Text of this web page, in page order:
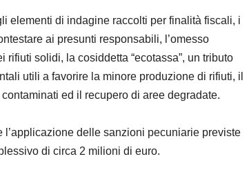
elementi di indagine raccolti per finalità fiscali, i
ai presunti responsabili, l’omesso
solidi, la cosiddetta “ecotassa”, un tributo
utili a favorire la minore produzione di rifiuti, il
ed il recupero di aree degradate.
delle sanzioni pecuniarie previste
di circa 2 milioni di euro.